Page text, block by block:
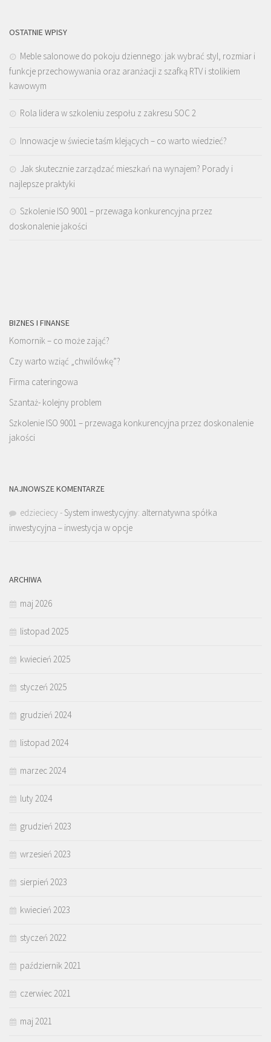
OSTATNIE WPISY
Meble salonowe do pokoju dziennego: jak wybrać styl, rozmiar i
funkcje przechowywania oraz aranżacji z szafką RTV i stolikiem
kawowym
Rola lidera w szkoleniu zespołu z zakresu SOC 2
Innowacje w świecie taśm klejących – co warto wiedzieć?
Jak skutecznie zarządzać mieszkań na wynajem? Porady i
najlepsze praktyki
Szkolenie ISO 9001 – przewaga konkurencyjna przez
doskonalenie jakości
BIZNES I FINANSE
Komornik – co może zająć?
Czy warto wziąć „chwilówkę”?
Firma cateringowa
Szantaż- kolejny problem
Szkolenie ISO 9001 – przewaga konkurencyjna przez doskonalenie
jakości
NAJNOWSZE KOMENTARZE
edzieciecy - System inwestycyjny: alternatywna spółka
inwestycyjna – inwestycja w opcje
ARCHIWA
maj 2026
listopad 2025
kwiecień 2025
styczeń 2025
grudzień 2024
listopad 2024
marzec 2024
luty 2024
grudzień 2023
wrzesień 2023
sierpień 2023
kwiecień 2023
styczeń 2022
październik 2021
czerwiec 2021
maj 2021